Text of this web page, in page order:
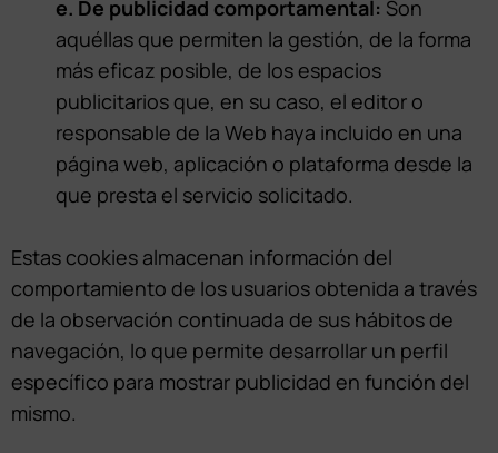
e. De publicidad comportamental: Son
aquéllas que permiten la gestión, de la forma
más eficaz posible, de los espacios
publicitarios que, en su caso, el editor o
responsable de la Web haya incluido en una
página web, aplicación o plataforma desde la
que presta el servicio solicitado.
Estas cookies almacenan información del
comportamiento de los usuarios obtenida a través
de la observación continuada de sus hábitos de
navegación, lo que permite desarrollar un perfil
específico para mostrar publicidad en función del
mismo.